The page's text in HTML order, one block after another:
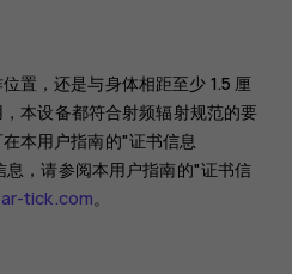
置，还是与身体相距至少 1.5 厘
本设备都符合射频辐射规范的要
本用户指南的"证书信息
，请参阅本用户指南的"证书信
tick.com。